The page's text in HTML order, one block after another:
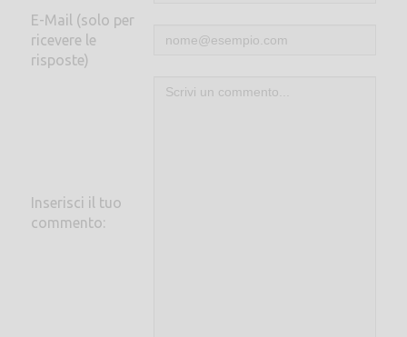
E-Mail (solo per
ricevere le
risposte)
Inserisci il tuo
commento: